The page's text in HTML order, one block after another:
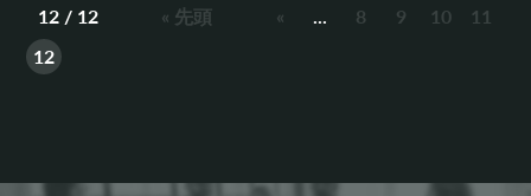
12 / 12 « 先頭 « ... 8 9 10
11
12